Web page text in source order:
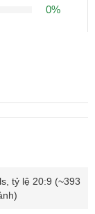
FaceID mặc
dễ dàng
dễ dàng
0%
tỷ lệ 20:9 (~393